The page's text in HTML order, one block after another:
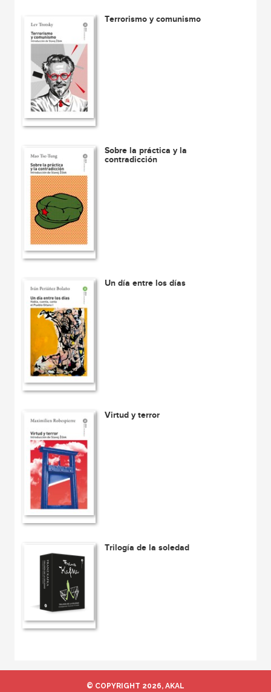
Terrorismo y comunismo
Sobre la práctica y la
contradicción
Un día entre los días
Virtud y terror
Trilogía de la soledad
© COPYRIGHT 2026, AKAL